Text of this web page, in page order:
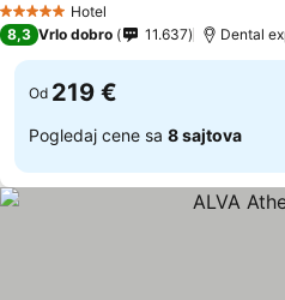
5 ZvezdiceHotel
8,3 Vrlo dobro 11.637 Dental
Od 219 €
Pogledaj cene sa 8 sajtova